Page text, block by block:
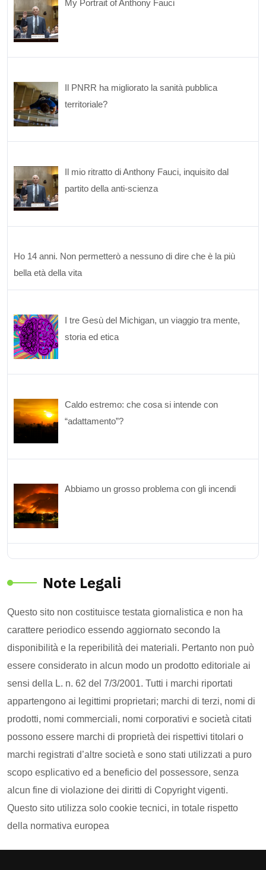
My Portrait of Anthony Fauci
Il PNRR ha migliorato la sanità pubblica
territoriale?
Il mio ritratto di Anthony Fauci, inquisito dal
partito della anti-scienza
Ho 14 anni. Non permetterò a nessuno di dire che è la più
bella età della vita
I tre Gesù del Michigan, un viaggio tra mente,
storia ed etica
Caldo estremo: che cosa si intende con
“adattamento”?
Abbiamo un grosso problema con gli incendi
Note Legali
Questo sito non costituisce testata giornalistica e non ha
carattere periodico essendo aggiornato secondo la
disponibilità e la reperibilità dei materiali. Pertanto non può
essere considerato in alcun modo un prodotto editoriale ai
sensi della L. n. 62 del 7/3/2001. Tutti i marchi riportati
appartengono ai legittimi proprietari; marchi di terzi, nomi di
prodotti, nomi commerciali, nomi corporativi e società citati
possono essere marchi di proprietà dei rispettivi titolari o
marchi registrati d’altre società e sono stati utilizzati a puro
scopo esplicativo ed a beneficio del possessore, senza
alcun fine di violazione dei diritti di Copyright vigenti.
Questo sito utilizza solo cookie tecnici, in totale rispetto
della normativa europea